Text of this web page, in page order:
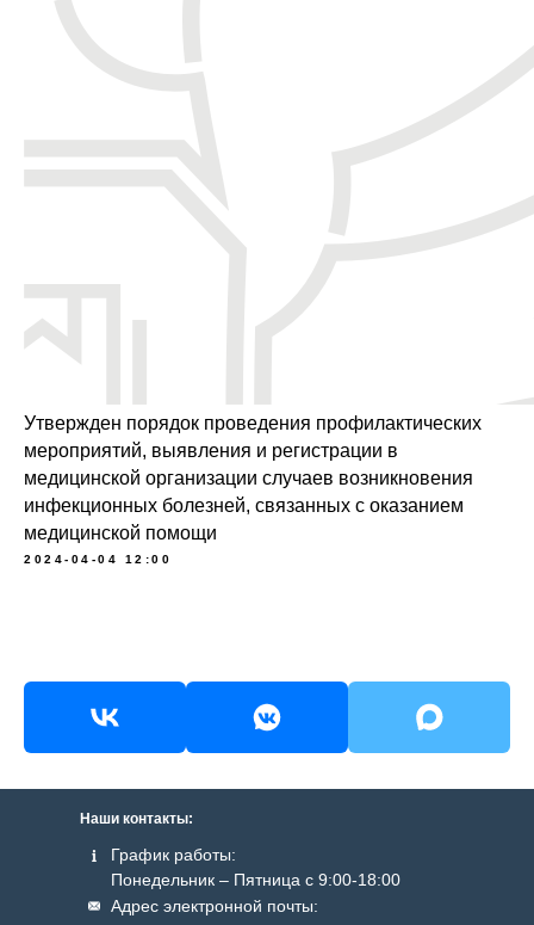
Утвержден порядок проведения профилактических
мероприятий, выявления и регистрации в
медицинской организации случаев возникновения
инфекционных болезней, связанных с оказанием
медицинской помощи
2024-04-04 12:00
Наши контакты:
График работы:
Понедельник – Пятница с 9:00-18:00
Адрес электронной почты: